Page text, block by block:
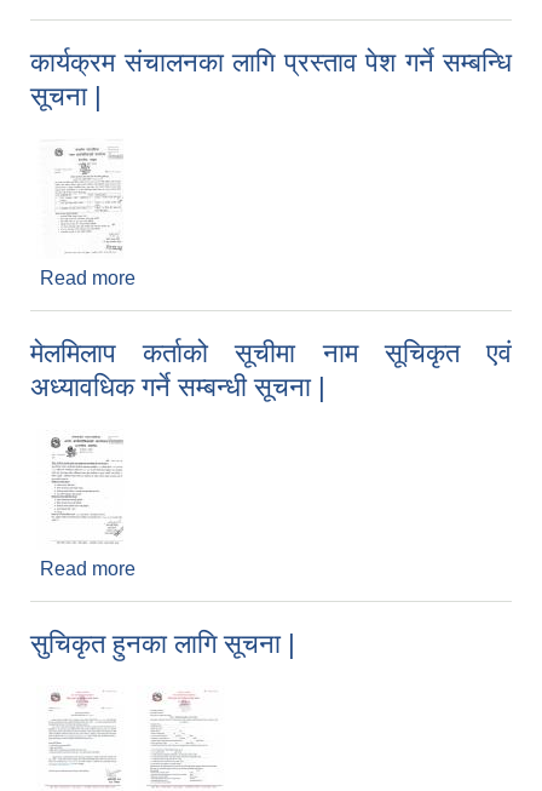
कार्यक्रम संचालनका लागि प्रस्ताव पेश गर्ने सम्बन्धि
सूचना |
Read more
मेलमिलाप कर्ताको सूचीमा नाम सूचिकृत एवं
अध्यावधिक गर्ने सम्बन्धी सूचना |
Read more
सुचिकृत हुनका लागि सूचना |